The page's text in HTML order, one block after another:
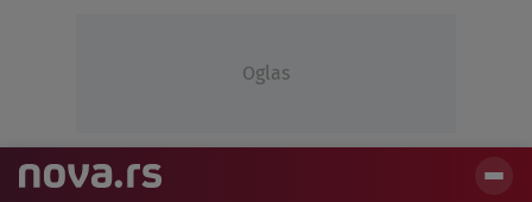
Oglas